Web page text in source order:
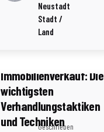
Neustadt
Stadt /
Land
Geschrieben
3 Minuten Lesezeit
Immobilienverkauf: Die
wichtigsten
Verhandlungstaktiken
und Techniken